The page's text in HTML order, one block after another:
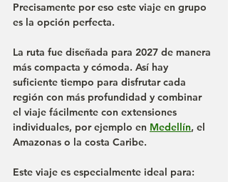
Precisamente por eso este viaje en grupo
es la opción perfecta.
La ruta fue diseñada para 2027 de manera
más compacta y cómoda. Así hay
suficiente tiempo para disfrutar cada
región con más profundidad y combinar
el viaje fácilmente con extensiones
individuales, por ejemplo en Medellín, el
Amazonas o la costa Caribe.
Este viaje es especialmente ideal para: